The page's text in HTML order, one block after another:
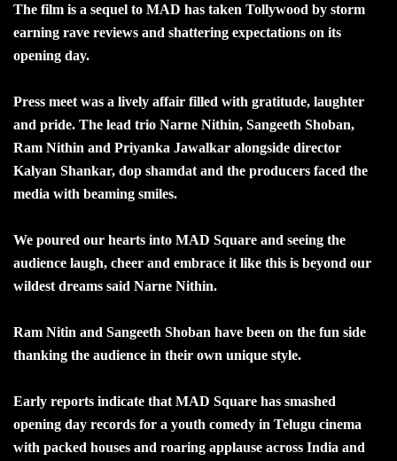
The film is a sequel to MAD has taken Tollywood by storm
earning rave reviews and shattering expectations on its
opening day.
Press meet was a lively affair filled with gratitude, laughter
and pride. The lead trio Narne Nithin, Sangeeth Shoban,
Ram Nithin and Priyanka Jawalkar alongside director
Kalyan Shankar, dop shamdat and the producers faced the
media with beaming smiles.
We poured our hearts into MAD Square and seeing the
audience laugh, cheer and embrace it like this is beyond our
wildest dreams said Narne Nithin.
Ram Nitin and Sangeeth Shoban have been on the fun side
thanking the audience in their own unique style.
Early reports indicate that MAD Square has smashed
opening day records for a youth comedy in Telugu cinema
with packed houses and roaring applause across India and